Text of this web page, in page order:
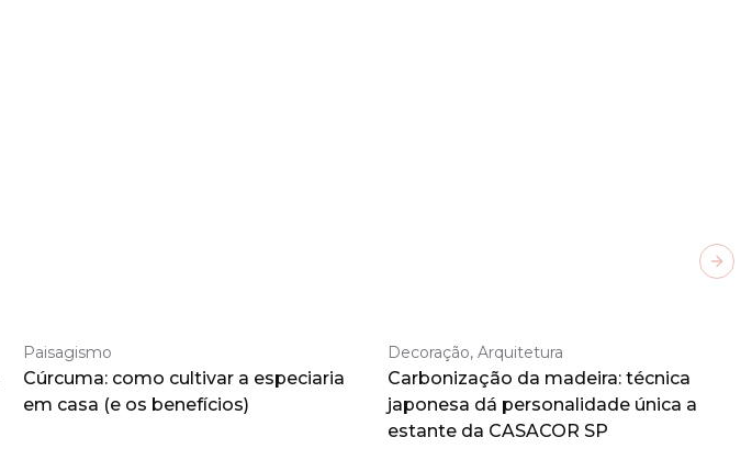
Paisagismo
Cúrcuma: como cultivar a especiaria
em casa (e os benefícios)
Decoração, Arquitetura
Carbonização da madeira: técnica
japonesa dá personalidade única a
estante da CASACOR SP